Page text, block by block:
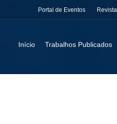
Portal de Eventos
Início Trabalhos Publicados